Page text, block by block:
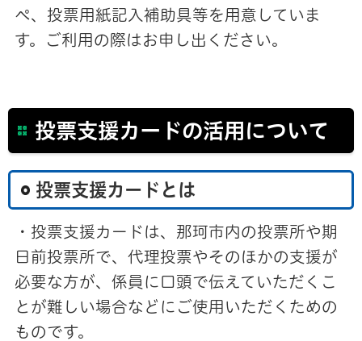
ペ、投票用紙記入補助具等を用意していま
す。ご利用の際はお申し出ください。
投票支援カードの活用について
投票支援カードとは
・投票支援カードは、那珂市内の投票所や期
日前投票所で、代理投票やそのほかの支援が
必要な方が、係員に口頭で伝えていただくこ
とが難しい場合などにご使用いただくための
ものです。